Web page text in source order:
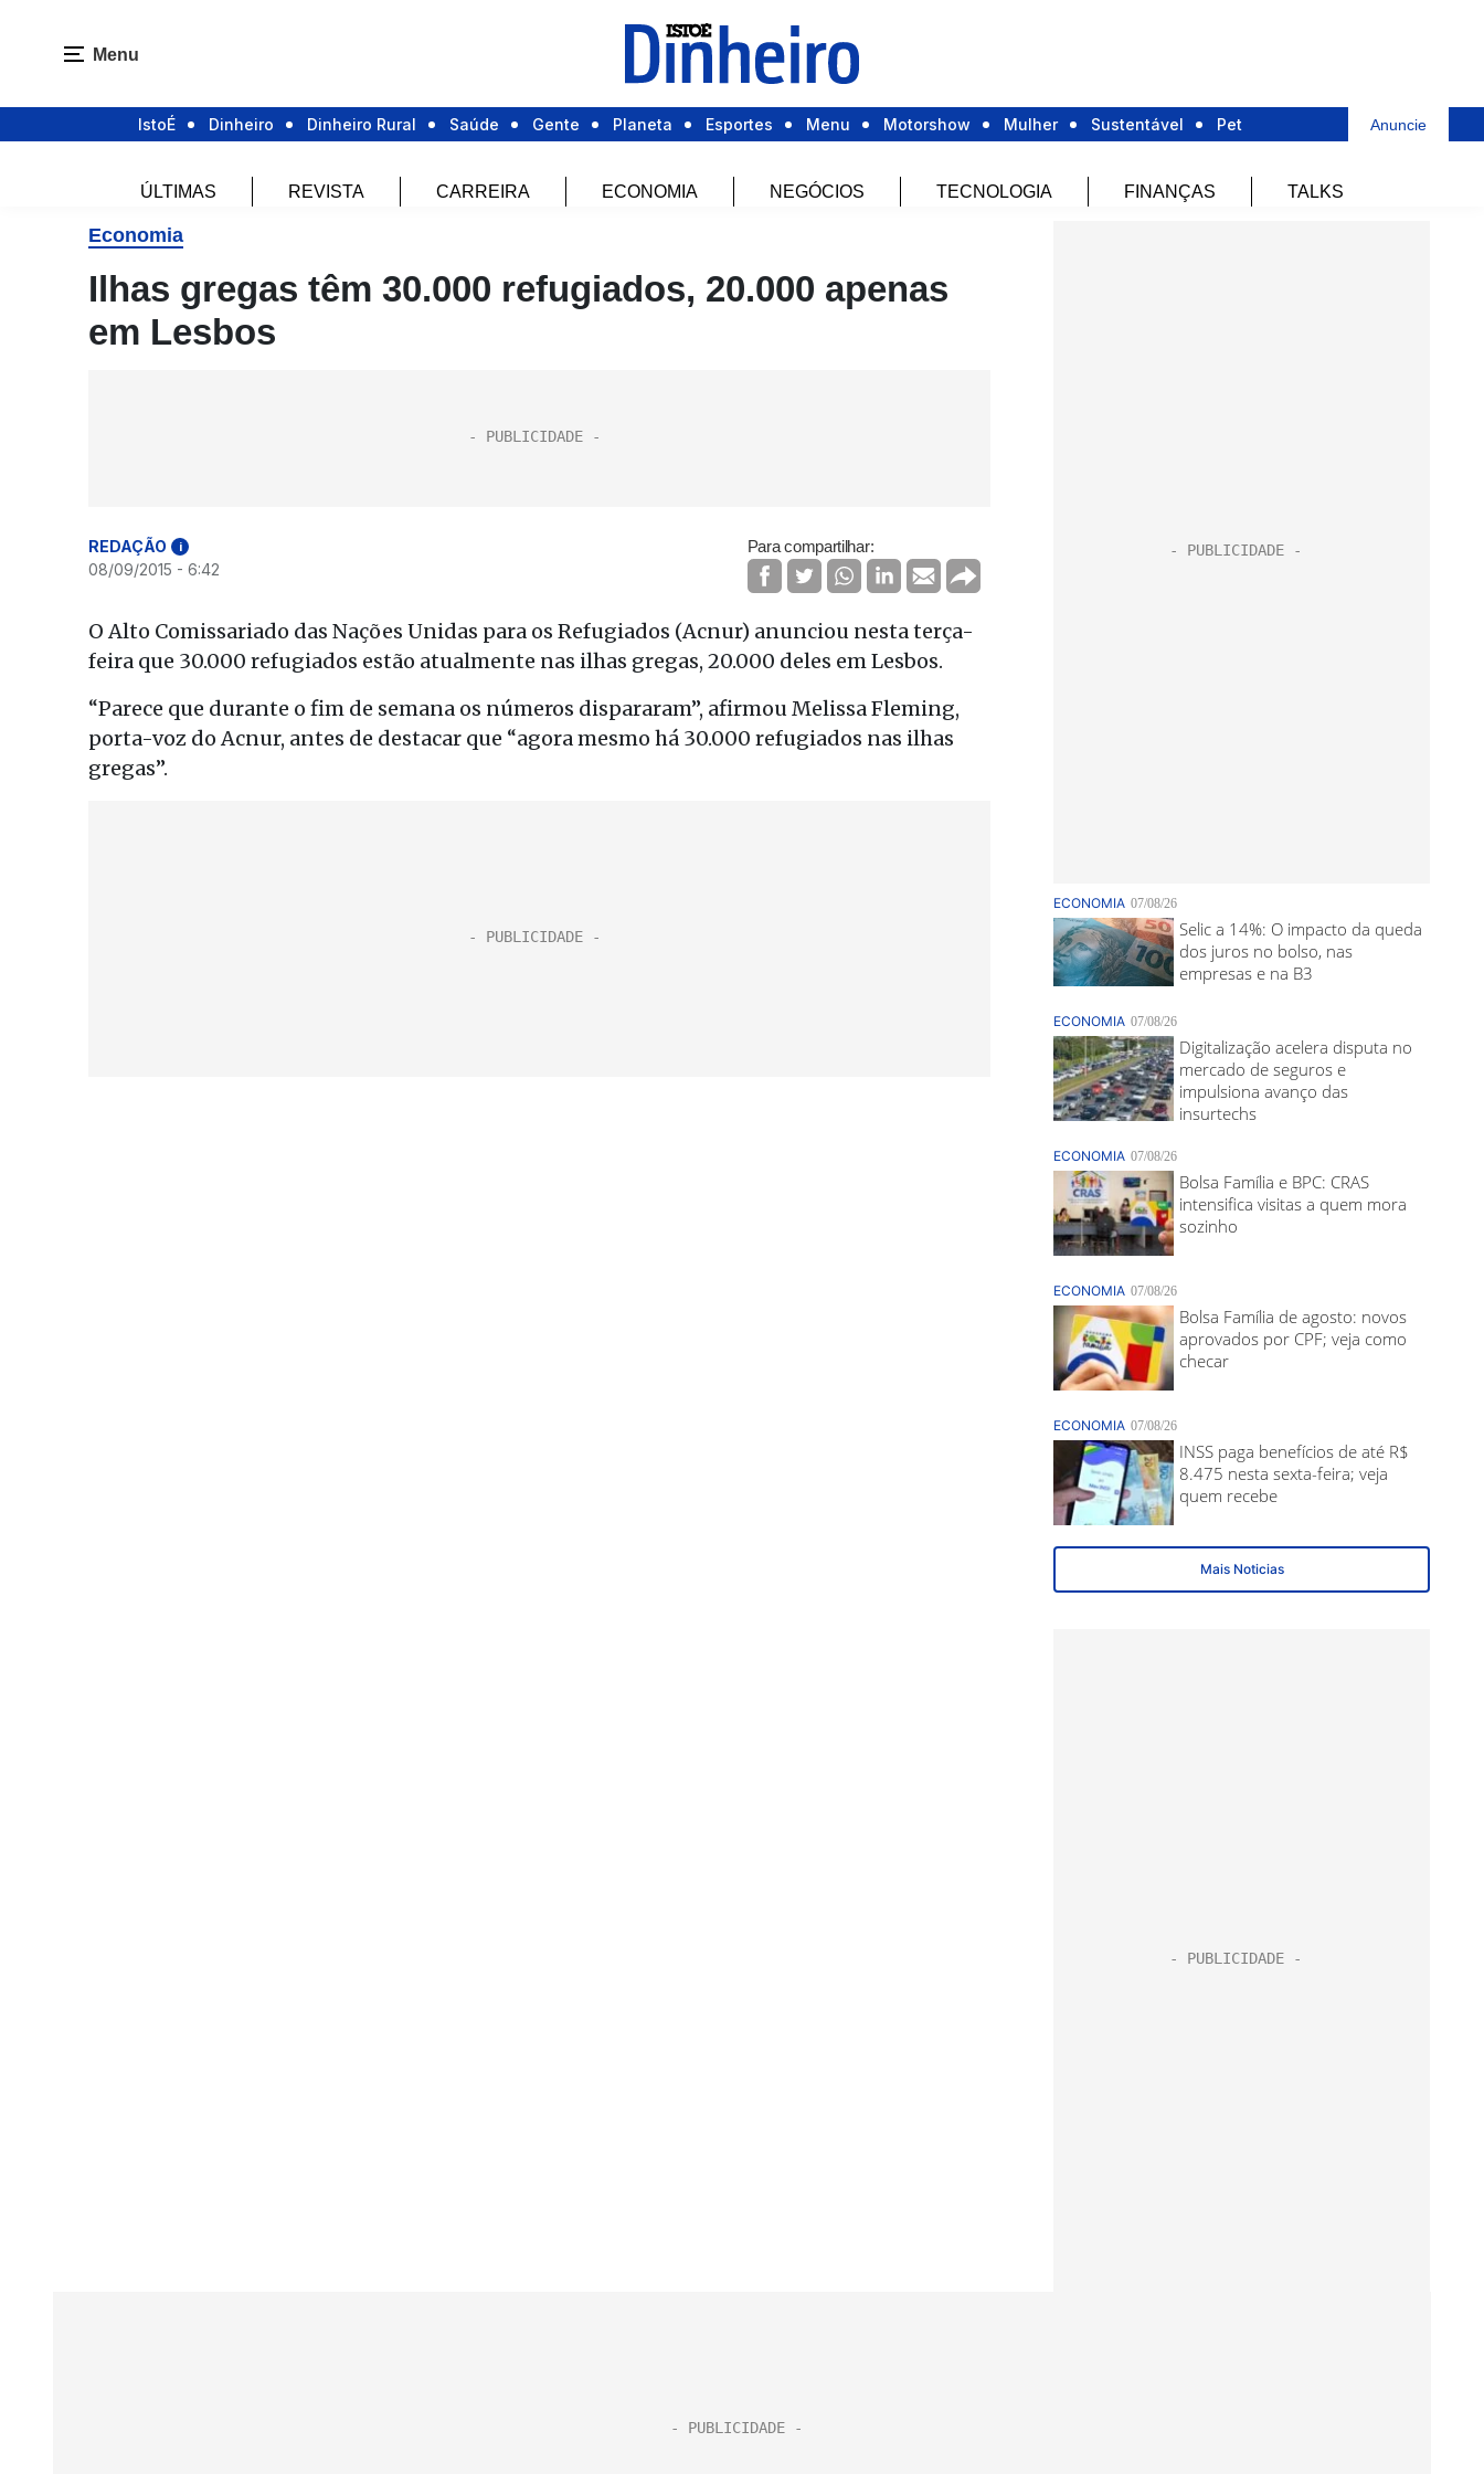
Menu
IstoÉ Dinheiro Dinheiro Rural Saúde Gente Planeta Esportes Menu Motorshow Mulher Sustentável Pet Anuncie
ÚLTIMAS REVISTA CARREIRA ECONOMIA NEGÓCIOS TECNOLOGIA FINANÇAS TALKS
Economia
Ilhas gregas têm 30.000 refugiados, 20.000 apenas
em Lesbos
REDAÇÃO i
08/09/2015 - 6:42
Para compartilhar:
O Alto Comissariado das Nações Unidas para os Refugiados (Acnur) anunciou nesta terça-
feira que 30.000 refugiados estão atualmente nas ilhas gregas, 20.000 deles em Lesbos.
“Parece que durante o fim de semana os números dispararam”, afirmou Melissa Fleming,
porta-voz do Acnur, antes de destacar que “agora mesmo há 30.000 refugiados nas ilhas
gregas”.